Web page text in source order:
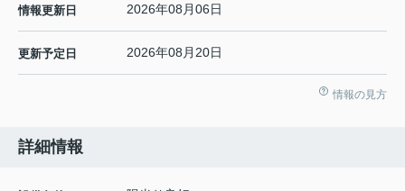
情報更新日 2026年08月06日
更新予定日 2026年08月20日
情報の見方
詳細情報